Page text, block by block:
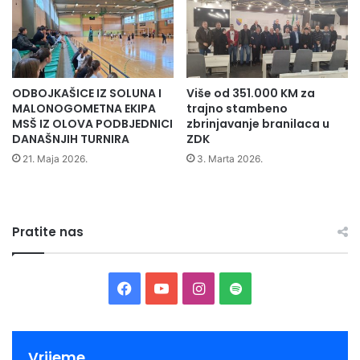
p
č
a
n
i
c
i
ODBOJKAŠICE IZ SOLUNA I
MALONOGOMETNA EKIPA
MSŠ IZ OLOVA PODBJEDNICI
DANAŠNJIH TURNIRA
21. Maja 2026.
Više od 351.000 KM za
trajno stambeno
zbrinjavanje branilaca u
ZDK
3. Marta 2026.
Pratite nas
I
S